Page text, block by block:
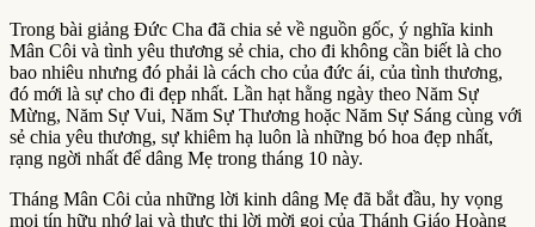
Trong bài giảng Đức Cha đã chia sẻ về nguồn gốc, ý nghĩa kinh
Mân Côi và tình yêu thương sẻ chia, cho đi không cần biết là cho
bao nhiêu nhưng đó phải là cách cho của đức ái, của tình thương,
đó mới là sự cho đi đẹp nhất. Lần hạt hằng ngày theo Năm Sự
Mừng, Năm Sự Vui, Năm Sự Thương hoặc Năm Sự Sáng cùng với
sẻ chia yêu thương, sự khiêm hạ luôn là những bó hoa đẹp nhất,
rạng ngời nhất để dâng Mẹ trong tháng 10 này.
Tháng Mân Côi của những lời kinh dâng Mẹ đã bắt đầu, hy vọng
mọi tín hữu nhớ lại và thực thi lời mời gọi của Thánh Giáo Hoàng